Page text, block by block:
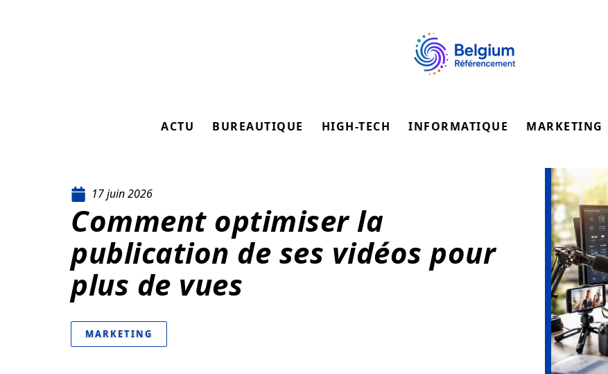
ACTU BUREAUTIQUE HIGH-TECH INFORMATIQUE MARKETING
17 juin 2026
Comment optimiser la
publication de ses vidéos pour
plus de vues
MARKETING